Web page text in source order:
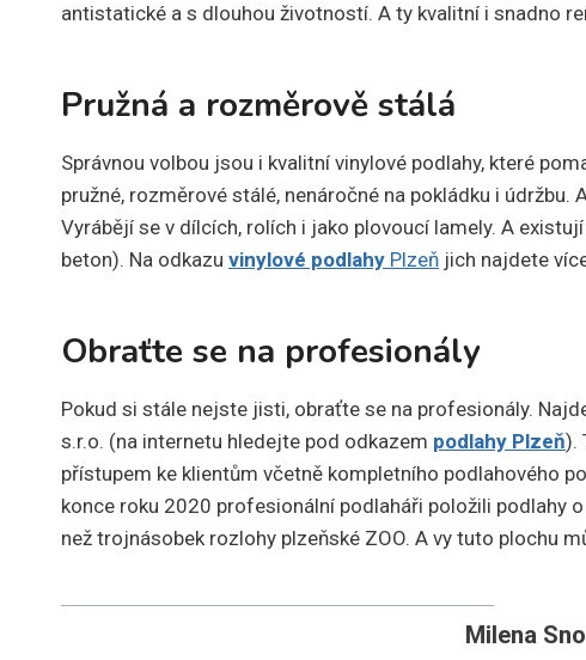
antistatické a s dlouhou životností. A ty kvalitní i snadno
Pružná a rozměrově stálá
Správnou volbou jsou i kvalitní vinylové podlahy, které
pružné, rozměrové stálé, nenáročné na pokládku i
Vyrábějí se v dílcích, rolích i jako plovoucí lamely. A
beton). Na odkazu vinylové podlahy Plzeň jich najdete
Obraťte se na profesionály
Pokud si stále nejste jisti, obraťte se na profesionály.
s.r.o. (na internetu hledejte pod odkazem podlahy Plzeň).
přístupem ke klientům včetně kompletního podlahového
konce roku 2020 profesionální podlaháři položili podlahy
než trojnásobek rozlohy plzeňské ZOO. A vy tuto plochu
Milena